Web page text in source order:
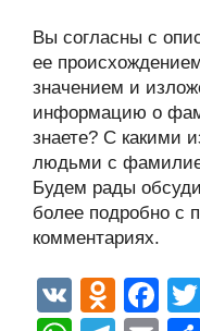
Вы согласны с
ее
значением и
информацию о
знаете? С какими
людьми с
Будем рады
более подробно с
комментариях.
V
O
F